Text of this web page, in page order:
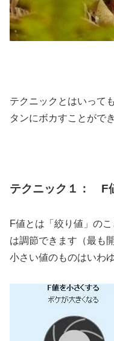
テクニックとはいって
タンにボカすことがで
テクニック１： F
F値とは「絞り値」の
は調節できます（最も
小さい値のものはいわ